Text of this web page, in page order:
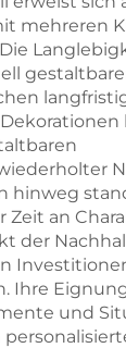
mehreren
hinweg
Zeit an
der
Ihre
und